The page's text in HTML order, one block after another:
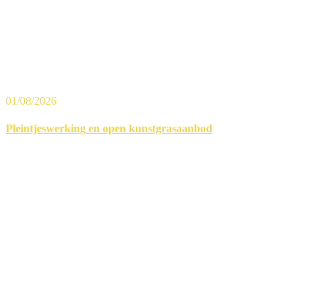
01/08/2026
Pleintjeswerking en open kunstgrasaanbod